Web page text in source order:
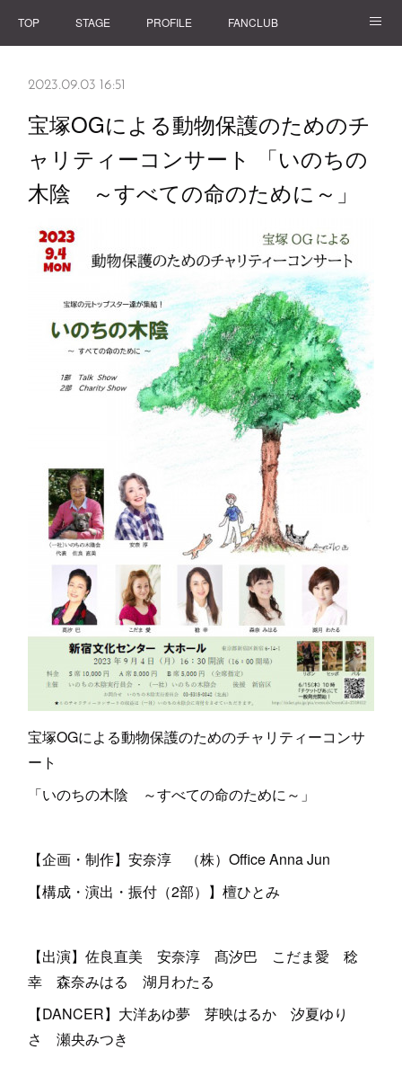
TOP STAGE PROFILE FANCLUB
2023.09.03 16:51
宝塚OGによる動物保護のためのチ
ャリティーコンサート 「いのちの
木陰 ～すべての命のために～」
宝塚OGによる動物保護のためのチャリティーコンサ
ート
「いのちの木陰 ～すべての命のために～」
【企画・制作】安奈淳 （株）Office Anna Jun
【構成・演出・振付（2部）】檀ひとみ
【出演】佐良直美 安奈淳 髙汐巴 こだま愛 稔
幸 森奈みはる 湖月わたる
【DANCER】大洋あゆ夢 芽映はるか 汐夏ゆり
さ 瀬央みつき